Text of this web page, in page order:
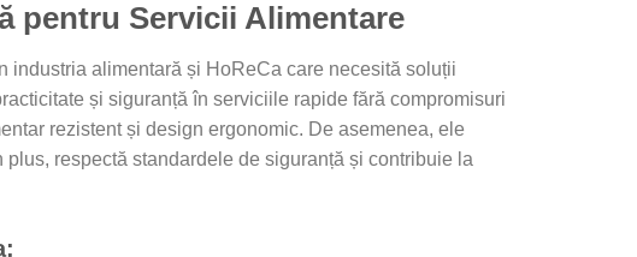
pentru Servicii Alimentare
industria alimentară și HoReCa care necesită soluții
și siguranță în serviciile rapide fără compromisuri
rezistent și design ergonomic. De asemenea, ele
respectă standardele de siguranță și contribuie la